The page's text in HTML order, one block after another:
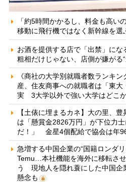
「約5時間かかるし、料金も高い
移動に飛行機ではなく新幹線を選
お酒を提供する店で「出禁」に
粗相だけじゃない、店側が嫌がる
《商社の大学別就職者数ランキ
産、住友商事への就職者は「東
実 3大学以外で強い大学はどこ
【土俵に埋まるカネ】大の里、
は「懸賞金2826万円」が下位力
だ！」 金星4個配給で協会は年
急増する中国企業の“国籍ロンダ
Temu…本社機能を海外に移転さ
う 現地人を隠れ蓑にした中国企
懸念も